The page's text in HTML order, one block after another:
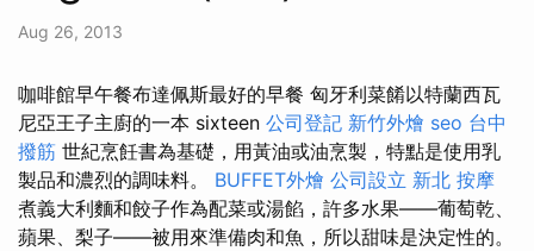
Aug 26, 2013
咖啡館早午餐布達佩斯最好的早餐 匈牙利菜餚以特蘭西瓦
尼亞王子主廚的一本 sixteen 公司登記 新竹外燴 seo 台中
撥筋 世紀烹飪書為基礎，用黃油或油烹製，特點是使用乳
製品和濃烈的調味料。 BUFFET外燴 公司設立 新北 按摩
煮義大利麵和餃子作為配菜或湯餡，許多水果——葡萄乾、
蘋果、梨子——被用來準備肉和魚，所以甜味是決定性的。